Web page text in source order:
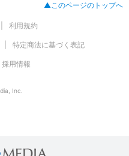
▲このページのトップへ
利用規約
特定商法に基づく表記
採用情報
Inc.